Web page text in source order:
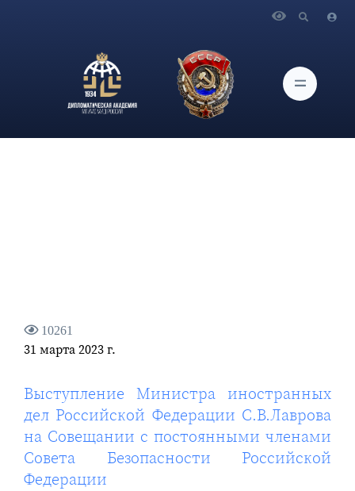
Федерации С.В.Лаврова на Совещании с постоянными
членами Совета Безопасности Российской Федерации
10261
31 марта 2023 г.
Выступление Министра иностранных
дел Российской Федерации С.В.Лаврова
на Совещании с постоянными членами
Совета Безопасности Российской
Федерации